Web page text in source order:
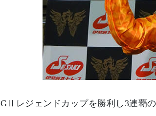
GⅡレジェンドカップを勝利し3連覇